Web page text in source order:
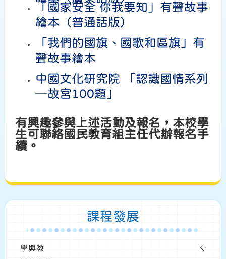
「國家安全 你我要知」有聲故事
繪本（普通話版）
「我們的國旗、國歌和區旗」有
聲故事繪本
中國文化研究院 「認識國情系列
─故宮100題」
有興趣參與上述活動及報名，本校學
生可聯絡國民教育組主任代辦報名手
續。
課程發展
學與教